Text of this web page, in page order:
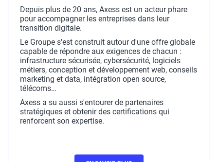
Description
Depuis plus de 20 ans, Axess est un acteur phare
pour accompagner les entreprises dans leur
transition digitale.
Le Groupe s'est construit autour d'une offre globale
capable de répondre aux exigences de chacun :
infrastructure sécurisée, cybersécurité, logiciels
métiers, conception et développement web, conseils
marketing et data, intégration open source,
télécoms…
Axess a su aussi s'entourer de partenaires
stratégiques et obtenir des certifications qui
renforcent son expertise.